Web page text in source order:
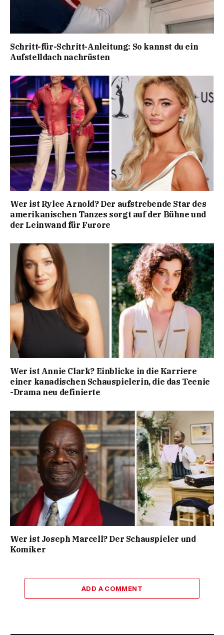
Schritt-für-Schritt-Anleitung: So kannst du ein
Aufstelldach nachrüsten
Wer ist Rylee Arnold? Der aufstrebende Star des
amerikanischen Tanzes sorgt auf der Bühne und
der Leinwand für Furore
Wer ist Annie Clark? Einblicke in die Karriere
einer kanadischen Schauspielerin, die das Teenie
-Drama neu definierte
Wer ist Joseph Marcell? Der Schauspieler und
Komiker
ADD A COMMENT